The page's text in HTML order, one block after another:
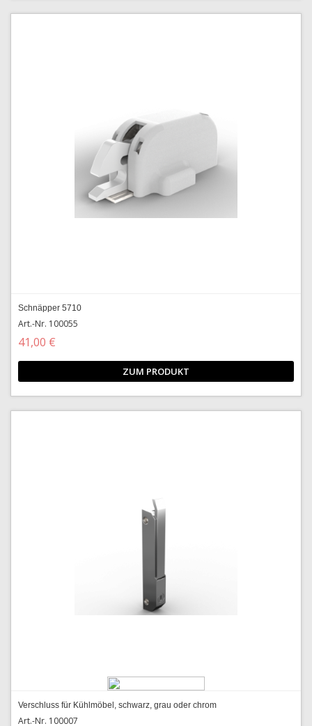
Schnäpper 5710
Art.-Nr. 100055
41,00 €
ZUM PRODUKT
Verschluss für Kühlmöbel, schwarz, grau oder chrom
Art.-Nr. 100007